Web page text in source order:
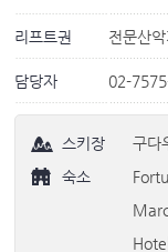
리프트권 전문산
담당자 02-
스키장
구다
숙소